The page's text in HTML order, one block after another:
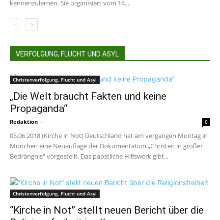
kennenzulernen. Sie organisiert vom 14....
VERFOLGUNG, FLUCHT UND ASYL
Christenverfolgung, Flucht und Asyl
„Die Welt braucht Fakten und keine
Propaganda“
Redaktion - 0
05.06.2018 (Kirche in Not) Deutschland hat am vergangen Montag in
München eine Neuauflage der Dokumentation „Christen in großer
Bedrängnis“ vorgestellt. Das päpstliche Hilfswerk gibt...
Christenverfolgung, Flucht und Asyl
“Kirche in Not” stellt neuen Bericht über die